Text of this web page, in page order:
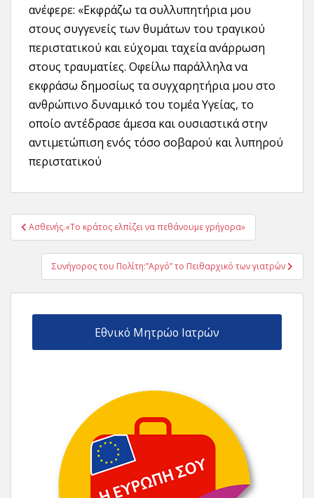
ανέφερε: «Εκφράζω τα συλλυπητήρια μου
στους συγγενείς των θυμάτων του τραγικού
περιστατικού και εύχομαι ταχεία ανάρρωση
στους τραυματίες. Οφείλω παράλληλα να
εκφράσω δημοσίως τα συγχαρητήρια μου στο
ανθρώπινο δυναμικό του τομέα Υγείας, το
οποίο αντέδρασε άμεσα και ουσιαστικά στην
αντιμετώπιση ενός τόσο σοβαρού και λυπηρού
περιστατικού
Πλοήγηση
άρθρων
Ασθενής.«Το κράτος ελπίζει να πεθάνουμε γρήγορα»
Συνήγορος του Πολίτη:”Αργό” το Πειθαρχικό των γιατρών
Εθνικό Μητρώο Ιατρών